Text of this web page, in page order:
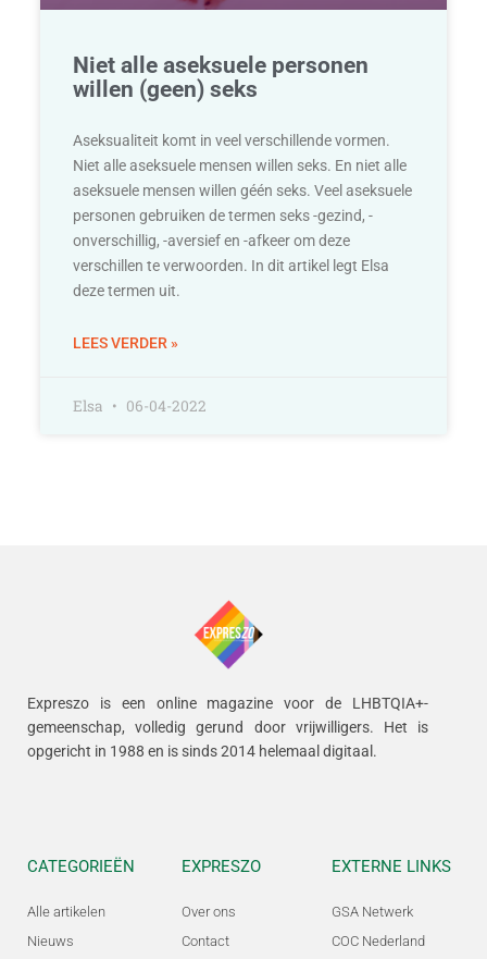
Niet alle aseksuele personen
willen (geen) seks
Aseksualiteit komt in veel verschillende vormen.
Niet alle aseksuele mensen willen seks. En niet alle
aseksuele mensen willen géén seks. Veel aseksuele
personen gebruiken de termen seks -gezind, -
onverschillig, -aversief en -afkeer om deze
verschillen te verwoorden. In dit artikel legt Elsa
deze termen uit.
LEES VERDER »
Elsa 06-04-2022
Expreszo is een online magazine voor de LHBTQIA+-
gemeenschap, volledig gerund door vrijwilligers. Het is
opgericht in 1988 en is sinds 2014 helemaal digitaal.
CATEGORIEËN
Alle artikelen
Nieuws
EXPRESZO
Over ons
Contact
EXTERNE LINKS
GSA Netwerk
COC Nederland